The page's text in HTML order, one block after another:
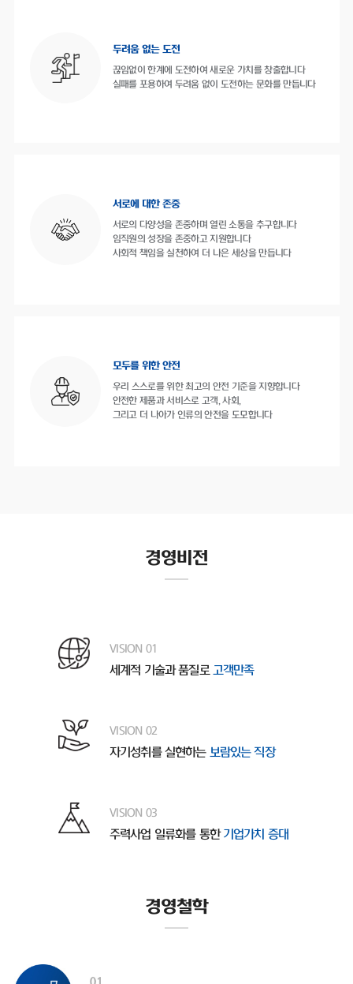
두려움 없는 도전
끊임없이 한계에 도전하여 새로운 가치를 창출합니다
실패를 포용하여 두려움 없이 도전하는 문화를 만듭니다
서로에 대한 존중
서로의 다양성을 존중하며 열린 소통을 추구합니다
임직원의 성장을 존중하고 지원합니다
사회적 책임을 실천하여 더 나은 세상을 만듭니다
모두를 위한 안전
우리 스스로를 위한 최고의 안전 기준을 지향합니다
안전한 제품과 서비스로 고객, 사회,
그리고 더 나아가 인류의 안전을 도모합니다
경영비전
VISION 01
세계적 기술과 품질로 고객만족
VISION 02
자기성취를 실현하는 보람있는 직장
VISION 03
주력사업 일류화를 통한 기업가치 증대
경영철학